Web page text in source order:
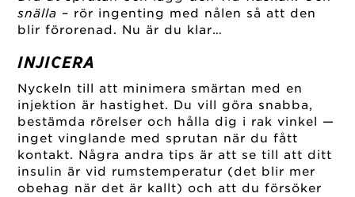
snälla – rör ingenting med nålen så att den
blir förorenad. Nu är du klar…
INJICERA
Nyckeln till att minimera smärtan med en
injektion är hastighet. Du vill göra snabba,
bestämda rörelser och hålla dig i rak vinkel —
inget vinglande med sprutan när du fått
kontakt. Några andra tips är att se till att ditt
insulin är vid rumstemperatur (det blir mer
obehag när det är kallt) och att du försöker